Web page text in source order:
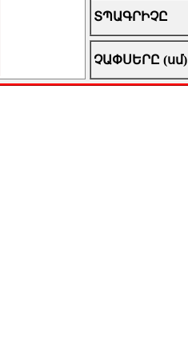
ՏՊԱԳՐԻՉԸ
ՉԱՓՍԵՐԸ (սմ)